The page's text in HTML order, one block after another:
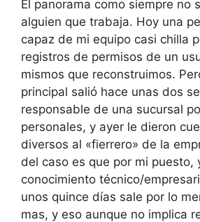
El panorama como siempre no
alguien que trabaja. Hoy una
capaz de mi equipo casi chilla
registros de permisos de un
mismos que reconstruimos.
principal salió hace unas dos
responsable de una sucursal
personales, y ayer le dieron
diversos al «fierrero» de la
del caso es que por mi puesto,
conocimiento técnico/
unos quince días sale por lo
mas, y eso aunque no implica